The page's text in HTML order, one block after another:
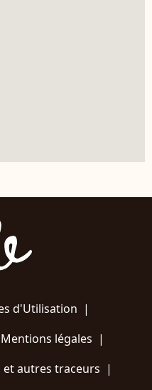
d'Utilisation |
Mentions légales |
et autres traceurs |